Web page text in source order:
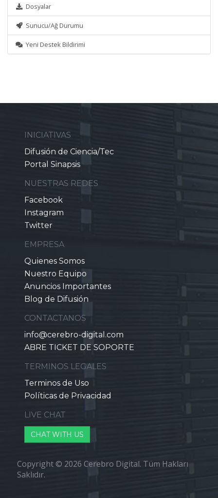
Dosyalar
Sunucu/Ağ Durumu
Yeni Destek Bildirimi
INICIATIVAS
Difusión de Ciencia/Tec
Portal Sinapsis
NUESTRAS REDES
Facebook
Instagram
Twitter
EMPRESA
Quienes Somos
Nuestro Equipo
Anuncios Importantes
Blog de Difusión
CONTACTANOS
info@cerebro-digital.com
ABRE TICKET DE SOPORTE
TERMINOS LEGALES
Terminos de Uso
Políticas de Privacidad
LIVE CHAT
CHAT WITH US
Copyright © 2026 Cerebro Digital. Tüm Hakları
Saklıdır.